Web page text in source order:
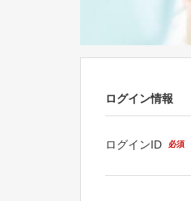
ログイン情報
ログインID 必須